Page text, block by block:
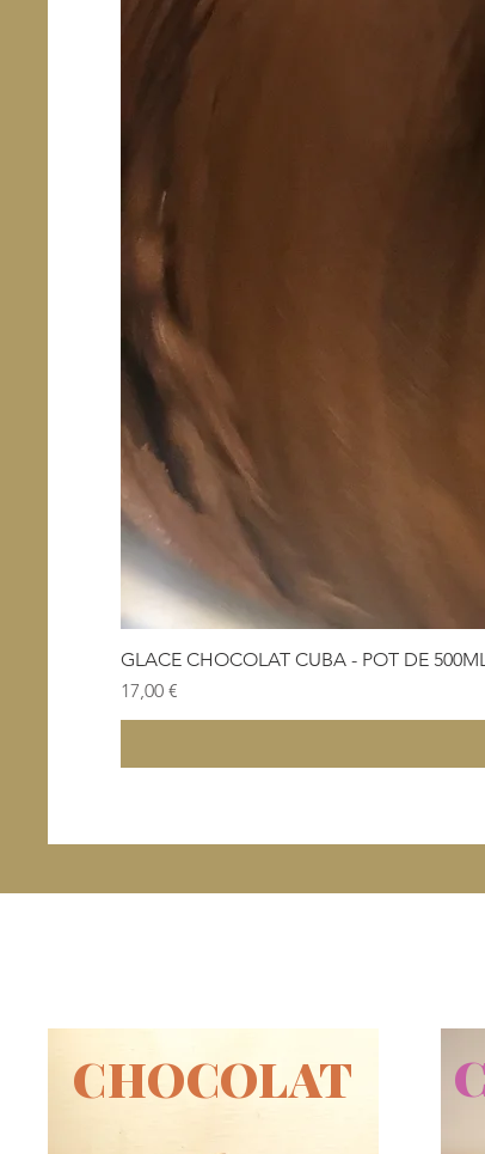
GLACE CHOCOLAT CUBA - POT DE
Prix
17,00 €
CHOCOLAT